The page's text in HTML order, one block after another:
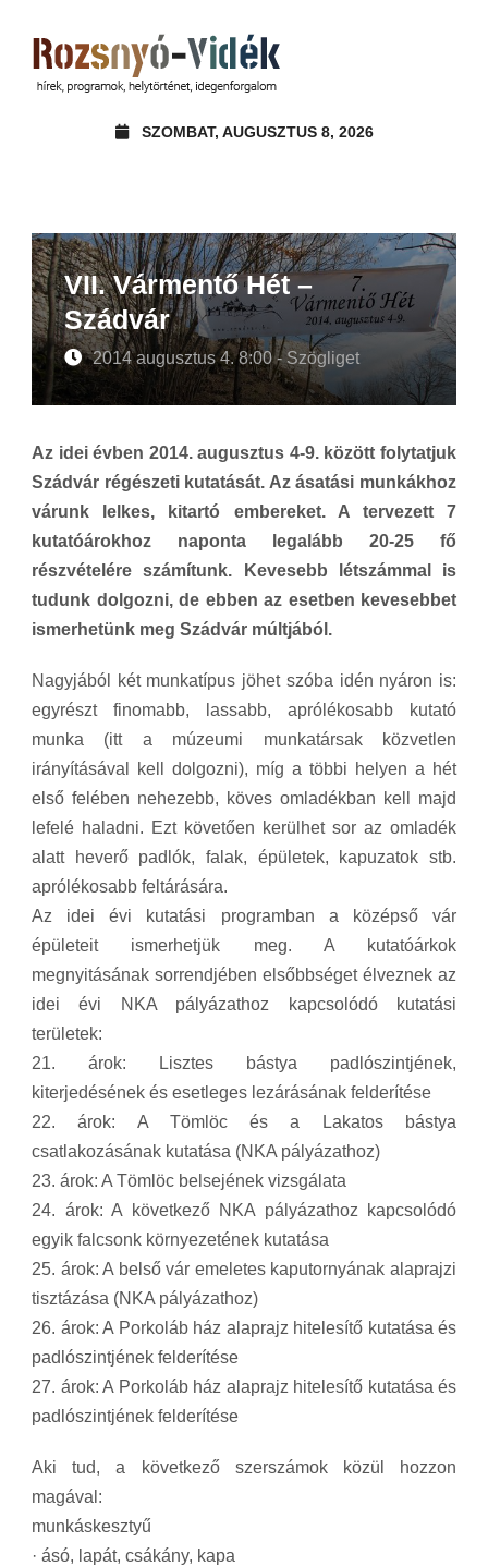
SZOMBAT, AUGUSZTUS 8, 2026
VII. Vármentő Hét –
Szádvár
2014 augusztus 4. 8:00 - Szögliget
Az idei évben 2014. augusztus 4-9. között folytatjuk
Szádvár régészeti kutatását. Az ásatási munkákhoz
várunk lelkes, kitartó embereket. A tervezett 7
kutatóárokhoz naponta legalább 20-25 fő
részvételére számítunk. Kevesebb létszámmal is
tudunk dolgozni, de ebben az esetben kevesebbet
ismerhetünk meg Szádvár múltjából.
Nagyjából két munkatípus jöhet szóba idén nyáron is:
egyrészt finomabb, lassabb, aprólékosabb kutató
munka (itt a múzeumi munkatársak közvetlen
irányításával kell dolgozni), míg a többi helyen a hét
első felében nehezebb, köves omladékban kell majd
lefelé haladni. Ezt követően kerülhet sor az omladék
alatt heverő padlók, falak, épületek, kapuzatok stb.
aprólékosabb feltárására.
Az idei évi kutatási programban a középső vár
épületeit ismerhetjük meg. A kutatóárkok
megnyitásának sorrendjében elsőbbséget élveznek az
idei évi NKA pályázathoz kapcsolódó kutatási
területek:
21. árok: Lisztes bástya padlószintjének,
kiterjedésének és esetleges lezárásának felderítése
22. árok: A Tömlöc és a Lakatos bástya
csatlakozásának kutatása (NKA pályázathoz)
23. árok: A Tömlöc belsejének vizsgálata
24. árok: A következő NKA pályázathoz kapcsolódó
egyik falcsonk környezetének kutatása
25. árok: A belső vár emeletes kaputornyának alaprajzi
tisztázása (NKA pályázathoz)
26. árok: A Porkoláb ház alaprajz hitelesítő kutatása és
padlószintjének felderítése
27. árok: A Porkoláb ház alaprajz hitelesítő kutatása és
padlószintjének felderítése
Aki tud, a következő szerszámok közül hozzon
magával:
munkáskesztyű
· ásó, lapát, csákány, kapa